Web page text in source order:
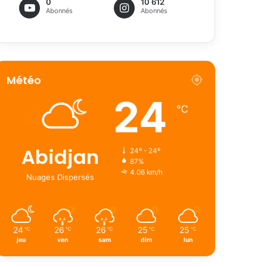
Abonnés Abonnés
Météo
Abidjan
Nuages Dispersés
24 ℃
24º - 24º
87%
4.06 km/h
24 ℃
jeu
26 ℃
ven
26 ℃
sam
25 ℃
dim
25 ℃
lun